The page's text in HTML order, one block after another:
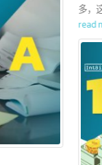
7 月
香港 10
这些信息对
寻找有关香港
本情况是不容忽视的
多，这也是它成为一
read more